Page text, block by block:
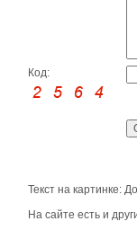
Код:
Текст на картинке:
На сайте есть и